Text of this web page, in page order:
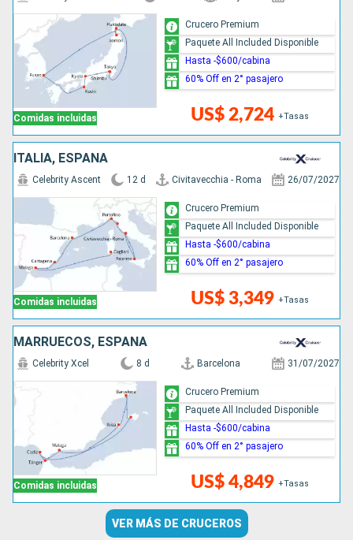
Comidas incluidas US$ 2,724 +Tasas
Crucero Premium
Paquete All Included Disponible
Hasta -$600/cabina
60% Off en 2° pasajero
ITALIA, ESPAÑA
Comidas incluidas
Celebrity Ascent 12 d Civitavecchia - Roma 26/07/2027
US$ 3,349 +Tasas
Crucero Premium
Paquete All Included Disponible
Hasta -$600/cabina
60% Off en 2° pasajero
MARRUECOS, ESPAÑA
Comidas incluidas
Celebrity Xcel 8 d Barcelona 31/07/2027
US$ 4,849 +Tasas
Crucero Premium
Paquete All Included Disponible
Hasta -$600/cabina
60% Off en 2° pasajero
VER MÁS DE CRUCEROS